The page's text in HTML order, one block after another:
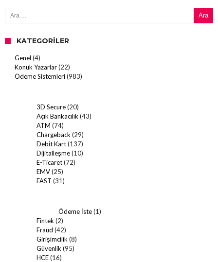
Arama:
KATEGORILER
Genel (4)
Konuk Yazarlar(22)
Ödeme Sistemleri(983)
3D Secure(20)
Açık Bankacılık (43)
ATM (74)
Chargeback (29)
Debit Kart(137)
Dijitalleşme(10)
E-Ticaret(72)
EMV(25)
FAST (31)
Ödeme İste(1)
Fintek (2)
Fraud (42)
Girişimcilik (8)
Güvenlik (95)
HCE(16)